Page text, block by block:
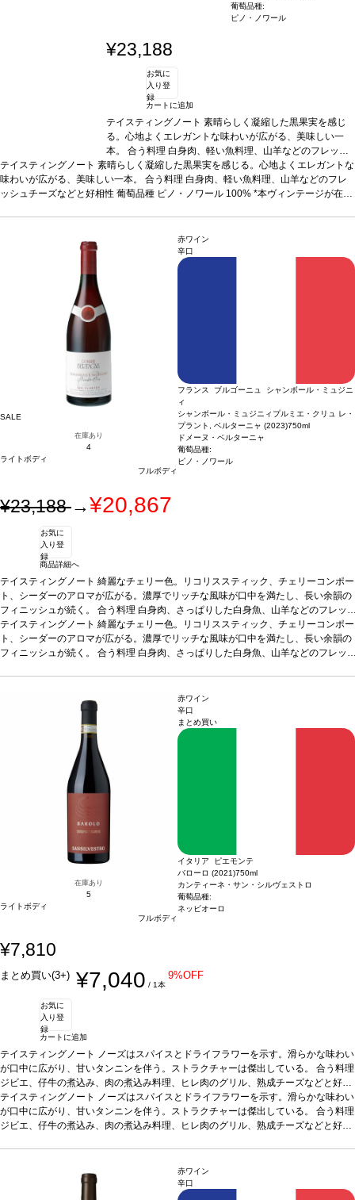
葡萄品種:
ピノ・ノワール
¥23,188
お気に
入り登
録
カートに追加
テイスティングノート素晴らしく凝縮した黒果実を感じ
る。心地よくエレガントな味わいが広がる、美味しい一
本。合う料理白身肉、軽い魚料理、山羊などのフレッシ
ュチーズなどと好相性葡萄品種ピノ・ノワール 100%*本
ヴィンテージが在庫切れの場合、在庫があり価格が同様の
場合は自動的に次のヴィンテージに変更されます、ご了承
テイスティングノート 素晴らしく凝縮した黒果実を感じる。心地よくエレガントな
味わいが広がる、美味しい一本。 合う料理 白身肉、軽い魚料理、山羊などのフレ
ッシュチーズなどと好相性 葡萄品種 ピノ・ノワール 100% *本ヴィンテージが在庫
SALE
在庫あり
4
ライトボディ
フルボディ
赤ワイン
辛口
フランス ブルゴーニュ シャンボール・ミュジニ
ィ
シャンボール・ミュジニィプルミエ・クリュ レ・
プラント, ベルターニャ (2023)750ml
ドメーヌ・ベルターニャ
葡萄品種:
ピノ・ノワール
¥23,188→¥20,867
お気に
入り登
録
商品詳細へ
テイスティングノート 綺麗なチェリー色。リコリススティック、チェリーコンポー
ト、シーダーのアロマが広がる。濃厚でリッチな風味が口中を満たし、長い余韻の
フィニッシュが続く。 合う料理 白身肉、さっぱりした白身魚、山羊などのフレッ
シュチーズなどと好相性葡萄品種ピノ・ノワール 100%*本ヴィンテージが在庫切
れの場合、在庫があり価格が同様の場合は自動的に次のヴィンテージに変更されま
す、ご了承ください。
テイスティングノート 綺麗なチェリー色。リコリススティック、チェリーコンポー
ト、シーダーのアロマが広がる。濃厚でリッチな風味が口中を満たし、長い余韻の
フィニッシュが続く。 合う料理 白身肉、さっぱりした白身魚、山羊などのフレッ
在庫あり
5
ライトボディ
フルボディ
赤ワイン
辛口
まとめ買い
イタリア ピエモンテ
バローロ (2021)750ml
カンティーネ・サン・シルヴェストロ
葡萄品種:
ネッビオーロ
¥7,810
まとめ買い(3+) ¥7,040 / 1本
9%OFF
お気に
入り登
録
カートに追加
テイスティングノート ノーズはスパイスとドライフラワーを示す。滑らかな味わい
が口中に広がり、甘いタンニンを伴う。ストラクチャーは傑出している。 合う料理
ジビエ、仔牛の煮込み、肉の煮込み料理、ヒレ肉のグリル、熟成チーズなどと好相
性葡萄品種100% ネッビオーロ認証EQUALITAS認証*本ヴィンテージが在庫切れ
の場合、在庫があり価格が同様の場合は自動的に次のヴィンテージに変更されま
す、ご了承ください。
テイスティングノート ノーズはスパイスとドライフラワーを示す。滑らかな味わい
が口中に広がり、甘いタンニンを伴う。ストラクチャーは傑出している。 合う料理
ジビエ、仔牛の煮込み、肉の煮込み料理、ヒレ肉のグリル、熟成チーズなどと好相
赤ワイン
辛口